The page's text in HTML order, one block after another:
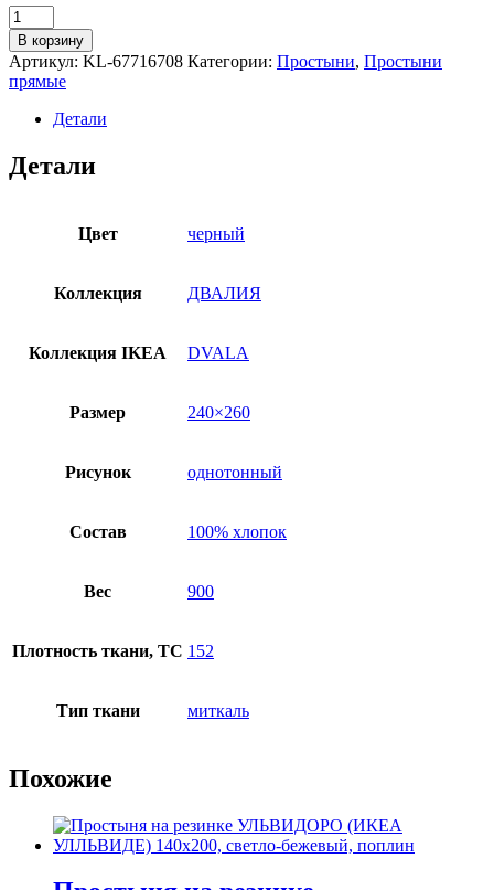
Количество
товара
Простыня
прямая
ДВАЛИЯ
(ИКЕА
DVALA)
240х260,
черный,
В корзину
Артикул: KL-67716708 Категории: Простыни, Простыни
прямые
Детали
Детали
Цвет черный
Коллекция ДВАЛИЯ
Коллекция IKEA DVALA
Размер 240×260
Рисунок однотонный
Состав 100% хлопок
Вес 900
Плотность ткани, TC 152
Тип ткани миткаль
Похожие